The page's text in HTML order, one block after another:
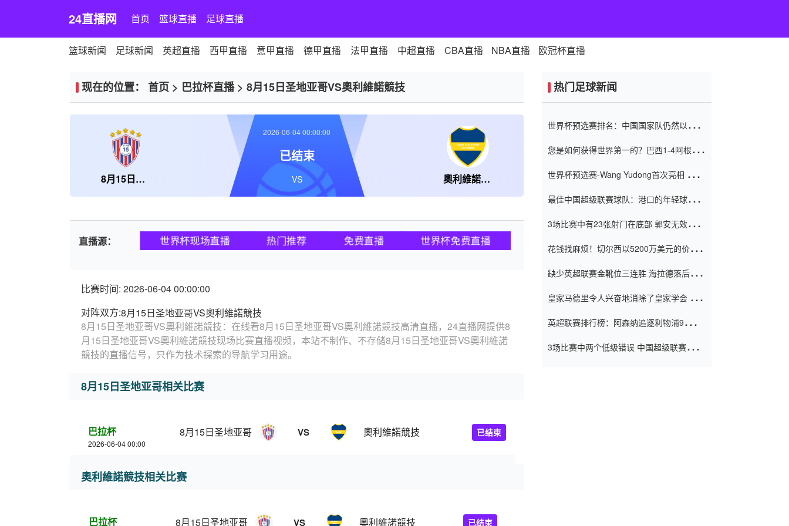
24直播网 首页 篮球直播 足球直播
篮球新闻 足球新闻 英超直播 西甲直播 意甲直播 德甲直播 法甲直播 中超直播 CBA直播 NBA直播 欧冠杯直播
现在的位置： 首页 > 巴拉杯直播> 8月15日圣地亚哥VS奧利維諾競技
8月15日圣地亚哥 奧利維諾競技
2026-06-04 00:00:00
已结束
VS
直播源： 世界杯现场直播 热门推荐 免费直播 世界杯免费直播
比赛时间: 2026-06-04 00:00:00
对阵双方:8月15日圣地亚哥VS奧利維諾競技
8月15日圣地亚哥VS奧利維諾競技：在线看8月15日圣地亚哥VS奧利維諾競技高清直播，24直播网提供8
月15日圣地亚哥VS奧利維諾競技现场比赛直播视频，本站不制作、不存储8月15日圣地亚哥VS奧利維諾
競技的直播信号，只作为技术探索的导航学习用途。
8月15日圣地亚哥相关比赛
巴拉杯
2026-06-04 00:00
8月15日圣地亚哥 VS 奧利維諾競技 已结束
奧利維諾競技相关比赛
巴拉杯 8月15日圣地亚哥 VS 奧利維諾競技 已结束
热门足球新闻
世界杯预选赛排名：中国国家队仍然以6分
您是如何获得世界第一的？巴西1-4阿根
世界杯预选赛-Wang Yudong首次亮相 中国
最佳中国超级联赛球队：港口的年轻球员在
（Taishan）
3场比赛中有23张射门在底部 郭安无效传球
花钱找麻烦！切尔西以5200万美元的价格
窗口
缺少英超联赛金靴位三连胜 海拉德落后6球
皇家马德里令人兴奋地消除了皇家学会 安
英超联赛排行榜：阿森纳追逐利物浦9分 曼
3场比赛中两个低级错误 中国超级联赛的前